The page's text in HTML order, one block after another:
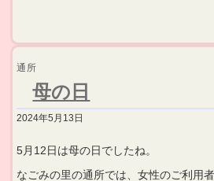
通所
母の日
2024年5月13日
5月12日は母の日でしたね。
なごみの里の通所では、女性のご利用